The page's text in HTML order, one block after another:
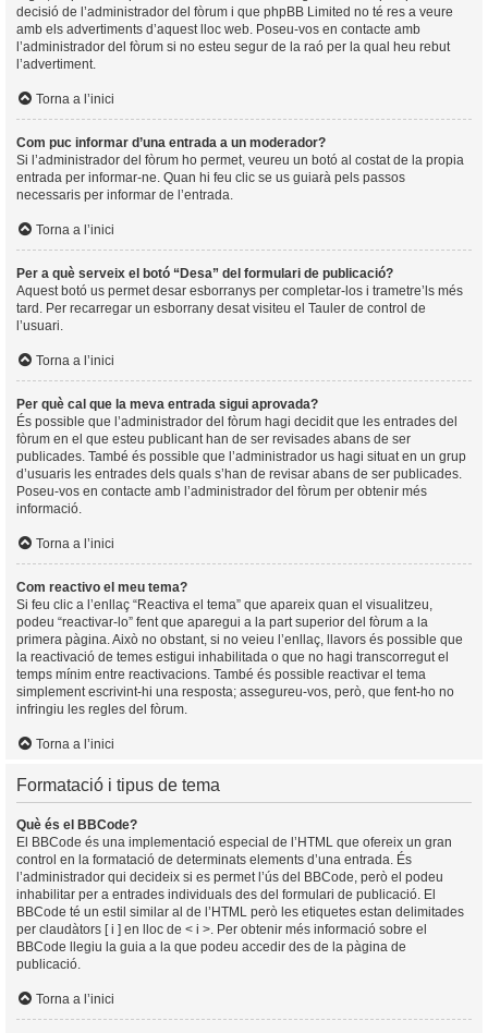
decisió de l’administrador del fòrum i que phpBB Limited no té res a veure
amb els advertiments d’aquest lloc web. Poseu-vos en contacte amb
l’administrador del fòrum si no esteu segur de la raó per la qual heu rebut
l’advertiment.
Torna a l’inici
Com puc informar d’una entrada a un moderador?
Si l’administrador del fòrum ho permet, veureu un botó al costat de la propia
entrada per informar-ne. Quan hi feu clic se us guiarà pels passos
necessaris per informar de l’entrada.
Torna a l’inici
Per a què serveix el botó “Desa” del formulari de publicació?
Aquest botó us permet desar esborranys per completar-los i trametre’ls més
tard. Per recarregar un esborrany desat visiteu el Tauler de control de
l’usuari.
Torna a l’inici
Per què cal que la meva entrada sigui aprovada?
És possible que l’administrador del fòrum hagi decidit que les entrades del
fòrum en el que esteu publicant han de ser revisades abans de ser
publicades. També és possible que l’administrador us hagi situat en un grup
d’usuaris les entrades dels quals s’han de revisar abans de ser publicades.
Poseu-vos en contacte amb l’administrador del fòrum per obtenir més
informació.
Torna a l’inici
Com reactivo el meu tema?
Si feu clic a l’enllaç “Reactiva el tema” que apareix quan el visualitzeu,
podeu “reactivar-lo” fent que aparegui a la part superior del fòrum a la
primera pàgina. Això no obstant, si no veieu l’enllaç, llavors és possible que
la reactivació de temes estigui inhabilitada o que no hagi transcorregut el
temps mínim entre reactivacions. També és possible reactivar el tema
simplement escrivint-hi una resposta; assegureu-vos, però, que fent-ho no
infringiu les regles del fòrum.
Torna a l’inici
Formatació i tipus de tema
Què és el BBCode?
El BBCode és una implementació especial de l’HTML que ofereix un gran
control en la formatació de determinats elements d’una entrada. És
l’administrador qui decideix si es permet l’ús del BBCode, però el podeu
inhabilitar per a entrades individuals des del formulari de publicació. El
BBCode té un estil similar al de l’HTML però les etiquetes estan delimitades
per claudàtors [ i ] en lloc de < i >. Per obtenir més informació sobre el
BBCode llegiu la guia a la que podeu accedir des de la pàgina de
publicació.
Torna a l’inici